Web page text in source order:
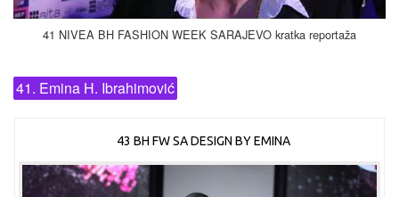
41 NIVEA BH FASHION WEEK SARAJEVO kratka reportaža
41. Emina H. Ibrahimović
43 BH FW SA DESIGN BY EMINA